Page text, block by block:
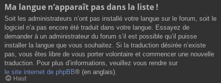
Ma langue n’apparaît pas dans la liste !
Soit les administrateurs n’ont pas installé votre langue sur le forum, soit le
logiciel n’a pas encore été traduit dans votre langue. Essayez de
demander à un administrateur du forum s’il est possible qu’il puisse
installer la langue que vous souhaitez. Si la traduction désirée n’existe
pas, vous êtes libre de vous porter volontaire et commencer une nouvelle
traduction. Pour plus d’informations, veuillez vous rendre sur
le site internet de phpBB® (en anglais).
Haut